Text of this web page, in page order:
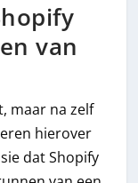
van
maar na zelf
hierover
dat Shopify